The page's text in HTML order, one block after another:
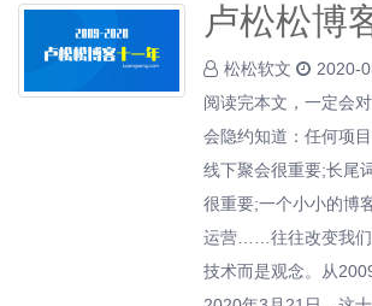
卢松松博
松松软文
2020-
阅读完本文，一定会
会隐约知道：任何项
线下聚会很重要;长尾
很重要;一个小小的博
运营……往往改变我们
技术而是观念。从